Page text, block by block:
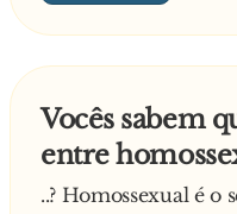
Vocês sabem
entre
..? Homossexual é o